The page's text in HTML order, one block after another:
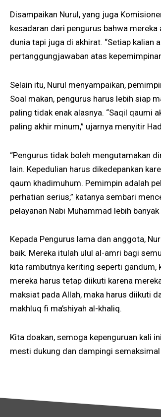
Disampaikan Nurul, yang juga
kesadaran dari pengurus bahwa
dunia tapi juga di akhirat. “Setiap kalian
pertanggungjawaban atas
Selain itu, Nurul menyampaikan,
Soal makan, pengurus harus lebih siap
paling tidak enak alasnya. “Saqil qaumi
paling akhir minum,” ujarnya menyitir
“Pengurus tidak boleh mengutamakan
lain. Kepedulian harus dikedepankan
qaum khadimuhum. Pemimpin adalah
perhatian serius,” katanya sembari
pelayanan Nabi Muhammad lebih
Kepada Pengurus lama dan anggota,
baik. Mereka itulah ulul al-amri bagi
kita rambutnya keriting seperti gandum,
mereka harus tetap diikuti karena
maksiat pada Allah, maka harus diikuti
makhluq fi ma’shiyah al-khaliq.
Kita doakan, semoga kepenguruan kali
mesti dukung dan dampingi semaksimal